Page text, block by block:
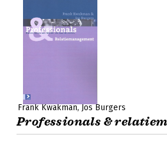
Frank Kwakman Jos Burgers
Professionals &